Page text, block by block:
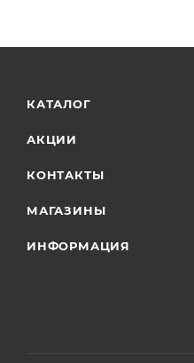
КАТАЛОГ
АКЦИИ
КОНТАКТЫ
МАГАЗИНЫ
ИНФОРМАЦИЯ